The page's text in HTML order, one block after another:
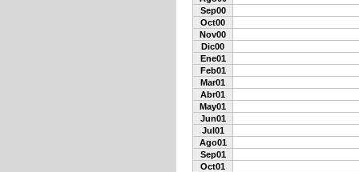
Sep00
Oct00
Nov00
Dic00
Ene01
Feb01
Mar01
Abr01
May01
Jun01
Jul01
Ago01
Sep01
Oct01